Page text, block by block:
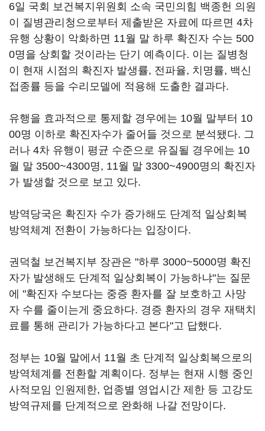
6일 국회 보건복지위원회 소속 국민의힘 백종헌 의원
이 질병관리청으로부터 제출받은 자료에 따르면 4차
유행 상황이 악화하면 11월 말 하루 확진자 수는 500
0명을 상회할 것이라는 단기 예측이다. 이는 질병청
이 현재 시점의 확진자 발생률, 전파율, 치명률, 백신
접종률 등을 수리모델에 적용해 도출한 결과다.
유행을 효과적으로 통제할 경우에는 10월 말부터 10
00명 이하로 확진자수가 줄어들 것으로 분석됐다. 그
러나 4차 유행이 평균 수준으로 유질될 경우에는 10
월 말 3500~4300명, 11월 말 3300~4900명의 확진자
가 발생할 것으로 보고 있다.
방역당국은 확진자 수가 증가해도 단계적 일상회복
방역체계 전환이 가능하다는 입장이다.
권덕철 보건복지부 장관은 "하루 3000~5000명 확진
자가 발생해도 단계적 일상회복이 가능하냐"는 질문
에 "확진자 수보다는 중증 환자를 잘 보호하고 사망
자 수를 줄이는게 중요하다. 경증 환자의 경우 재택치
료를 통해 관리가 가능하다고 본다"고 답했다.
정부는 10월 말에서 11월 초 단계적 일상회복으로의
방역체계를 전환할 계획이다. 정부는 현재 시행 중인
사적모임 인원제한, 업종별 영업시간 제한 등 고강도
방역규제를 단계적으로 완화해 나갈 전망이다.